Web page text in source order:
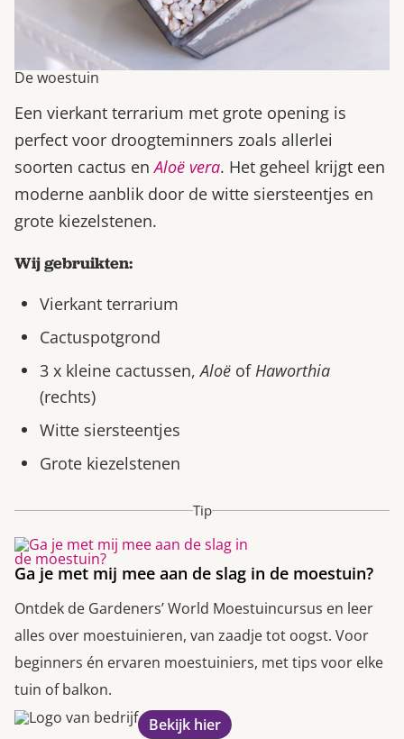
De woestuin
Een vierkant terrarium met grote opening is
perfect voor droogteminners zoals allerlei
soorten cactus enAloë vera. Het geheel krijgt een
moderne aanblik door de witte siersteentjes en
grote kiezelstenen.
Wij gebruikten:
Vierkant terrarium
Cactuspotgrond
3 x kleine cactussen,Aloë of Haworthia
(rechts)
Witte siersteentjes
Grote kiezelstenen
Tip
Ga je met mij mee aan de slag in de moestuin?
Ontdek de Gardeners’ World Moestuincursus en leer
alles over moestuinieren, van zaadje tot oogst. Voor
beginners én ervaren moestuiniers, met tips voor elke
tuin of balkon.
Bekijk hier